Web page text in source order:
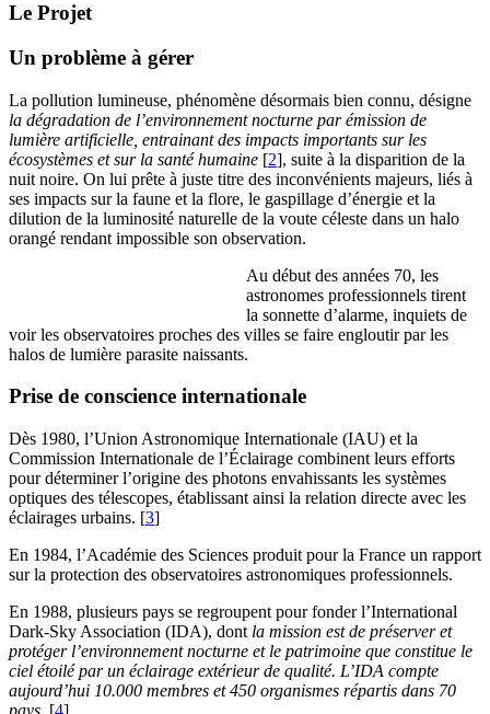
Le Projet
Un problème à gérer
La pollution lumineuse, phénomène désormais bien connu, désigne
la dégradation de l’environnement nocturne par émission de
lumière artificielle, entrainant des impacts importants sur les
écosystèmes et sur la santé humaine [2], suite à la disparition de la
nuit noire. On lui prête à juste titre des inconvénients majeurs, liés à
ses impacts sur la faune et la flore, le gaspillage d’énergie et la
dilution de la luminosité naturelle de la voute céleste dans un halo
orangé rendant impossible son observation.
Au début des années 70, les
astronomes professionnels tirent
la sonnette d’alarme, inquiets de
voir les observatoires proches des villes se faire engloutir par les
halos de lumière parasite naissants.
Prise de conscience internationale
Dès 1980, l’Union Astronomique Internationale (IAU) et la
Commission Internationale de l’Éclairage combinent leurs efforts
pour déterminer l’origine des photons envahissants les systèmes
optiques des télescopes, établissant ainsi la relation directe avec les
éclairages urbains. [3]
En 1984, l’Académie des Sciences produit pour la France un rapport
sur la protection des observatoires astronomiques professionnels.
En 1988, plusieurs pays se regroupent pour fonder l’International
Dark-Sky Association (IDA), dont la mission est de préserver et
protéger l’environnement nocturne et le patrimoine que constitue le
ciel étoilé par un éclairage extérieur de qualité. L’IDA compte
aujourd’hui 10.000 membres et 450 organismes répartis dans 70
pays [4]